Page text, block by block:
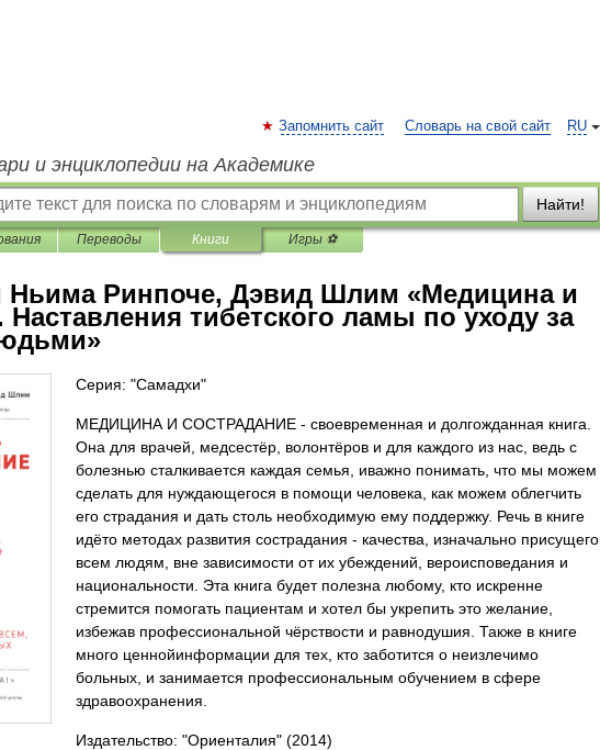
RU
Запомнить сайт Словарь на свой сайт
и энциклопедии на Академике
Найти!
Переводы Книги Игры ⚽
Ньима Ринпоче, Дэвид Шлим «Медицина и
Наставления тибетского ламы по уходу за
Серия: "Самадхи"
МЕДИЦИНА И СОСТРАДАНИЕ - своевременная и долгожданная книга.
Она для врачей, медсестёр, волонтёров и для каждого из нас, ведь с
болезнью сталкивается каждая семья, иважно понимать, что мы можем
сделать для нуждающегося в помощи человека, как можем облегчить
его страдания и дать столь необходимую ему поддержку. Речь в книге
идёто методах развития сострадания - качества, изначально присущего
всем людям, вне зависимости от их убеждений, вероисповедания и
национальности. Эта книга будет полезна любому, кто искренне
стремится помогать пациентам и хотел бы укрепить это желание,
избежав профессиональной чёрствости и равнодушия. Также в книге
много ценнойинформации для тех, кто заботится о неизлечимо
больных, и занимается профессиональным обучением в сфере
здравоохранения.
Издательство: "Ориенталия" (2014)